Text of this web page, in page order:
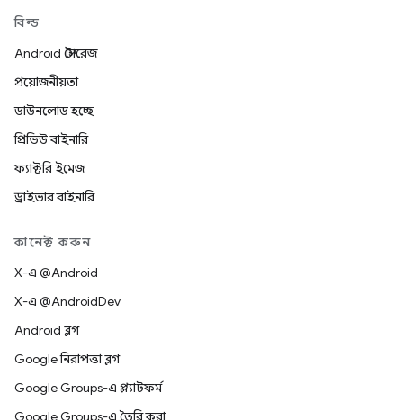
বিল্ড
Android স্টোরেজ
প্রয়োজনীয়তা
ডাউনলোড হচ্ছে
প্রিভিউ বাইনারি
ফ্যাক্টরি ইমেজ
ড্রাইভার বাইনারি
কানেক্ট করুন
X-এ @Android
X-এ @AndroidDev
Android ব্লগ
Google নিরাপত্তা ব্লগ
Google Groups-এ প্ল্যাটফর্ম
Google Groups-এ তৈরি করা